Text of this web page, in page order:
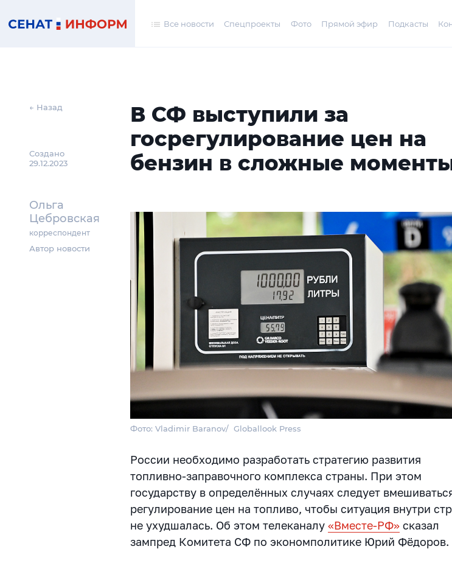
Все новости Спецпроекты Фото Прямой эфир Подкасты
← Назад
Создано
29.12.2023
Ольга
Цебровская
корреспондент
Автор новости
В СФ выступили за
госрегулирование цен на
бензин в сложные
Фото: Vladimir Baranov/ Globallook Press
России необходимо разработать стратегию развития
топливно-заправочного комплекса страны. При этом
государству в определённых случаях следует
регулирование цен на топливо, чтобы ситуация внутри
не ухудшалась. Об этом телеканалу«Вместе-РФ» сказал
зампред Комитета СФ по экономполитике Юрий Фёдоров.